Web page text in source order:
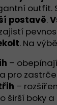
outfit.
postavě.
. Na
–
pro
–
širší boky